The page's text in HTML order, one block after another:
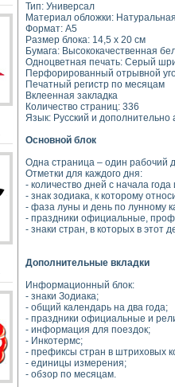
Тип: Универсал
Материал обложки:
Формат: А5
Размер блока: 14,5 х 20 см
Бумага: Высококачественная
Одноцветная печать: Серый
Перфорированный отрывной
Печатный регистр по месяцам
Вклеенная закладка
Количество страниц: 336
Язык: Русский и дополнительно
Основной блок
Одна страница – один рабочий
Отметки для каждого дня:
- количество дней с начала
- знак зодиака, к которому
- фаза луны и день по лунному
- праздники официальные,
- знаки стран, в которых в этот
Дополнительные вкладки
Информационный блок:
- знаки Зодиака;
- общий календарь на два года;
- праздники официальные и
- информация для поездок;
- Инкотермс;
- префиксы стран в штриховых
- единицы измерения;
- обзор по месяцам.